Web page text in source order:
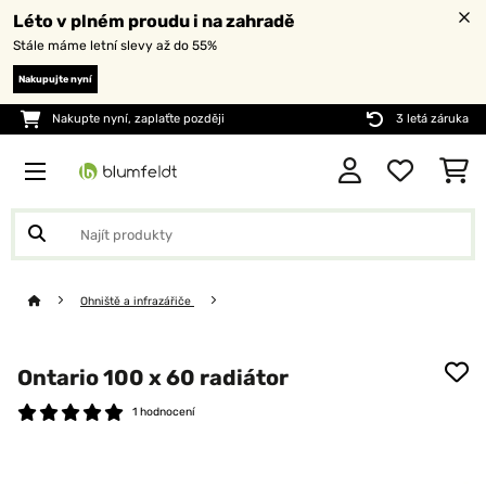
Léto v plném proudu i na zahradě
Stále máme letní slevy až do 55%
Nakupujte nyní
Nakupte nyní, zaplaťte později 3 letá záruka
Ohniště a infrazářiče
Ontario 100 x 60 radiátor
1 hodnocení